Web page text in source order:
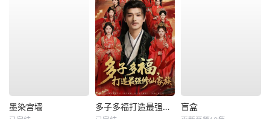
墨染宫墙 多子多福打造最强修仙家族 盲盒